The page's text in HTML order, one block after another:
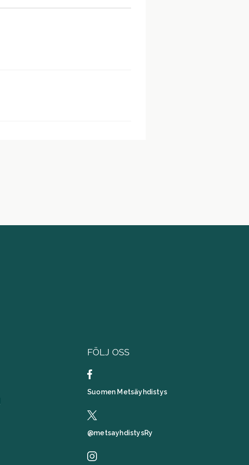
FÖLJ OSS
Suomen Metsäyhdistys
@metsayhdistysRy